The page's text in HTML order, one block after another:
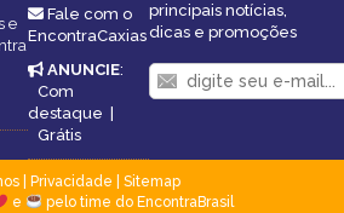
e
Fale com o
EncontraCaxias
ANUNCIE:
Com
destaque
Grátis
principais notícias,
dicas e promoções
| Privacidade
Sitemap
e pelo time do EncontraBrasil